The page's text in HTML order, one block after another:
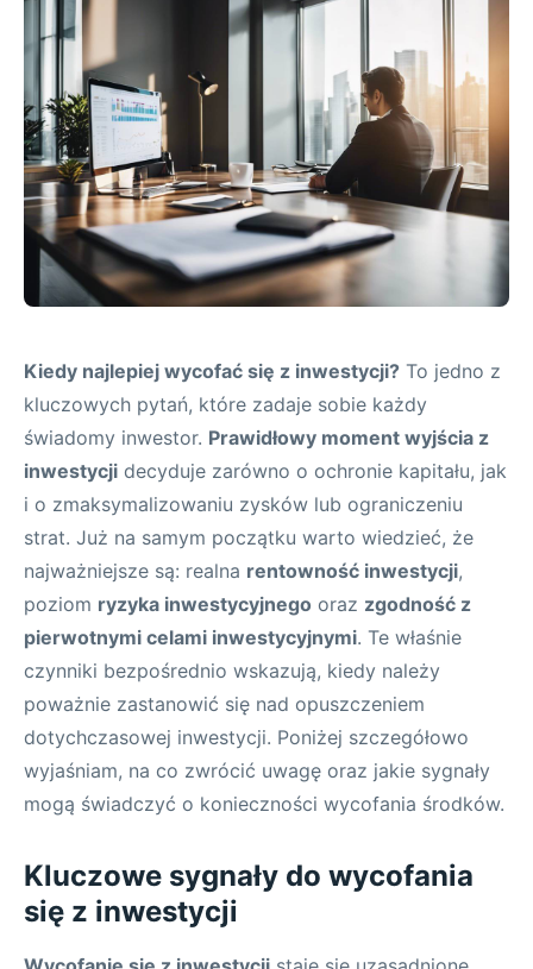
Kiedy najlepiej wycofać się z inwestycji? To jedno z
kluczowych pytań, które zadaje sobie każdy
świadomy inwestor. Prawidłowy moment wyjścia z
inwestycji decyduje zarówno o ochronie kapitału, jak
i o zmaksymalizowaniu zysków lub ograniczeniu
strat. Już na samym początku warto wiedzieć, że
najważniejsze są: realna rentowność inwestycji,
poziom ryzyka inwestycyjnego oraz zgodność z
pierwotnymi celami inwestycyjnymi. Te właśnie
czynniki bezpośrednio wskazują, kiedy należy
poważnie zastanowić się nad opuszczeniem
dotychczasowej inwestycji. Poniżej szczegółowo
wyjaśniam, na co zwrócić uwagę oraz jakie sygnały
mogą świadczyć o konieczności wycofania środków.
Kluczowe sygnały do wycofania
się z inwestycji